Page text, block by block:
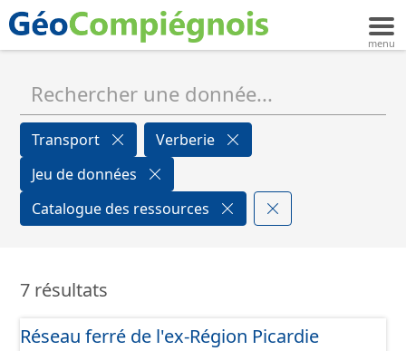
Transport
Verberie
Jeu de données
Catalogue des ressources
7 résultats
Réseau ferré de l'ex-Région Picardie